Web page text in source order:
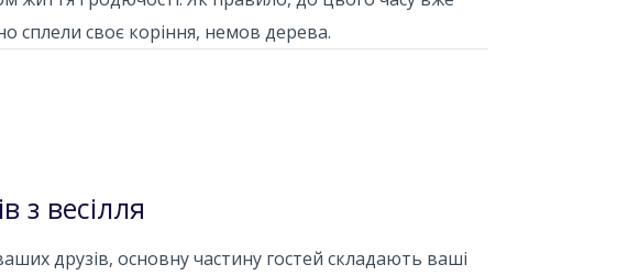
сплели своє коріння, немов дерева.
з весілля
друзів, основну частину гостей складають ваші